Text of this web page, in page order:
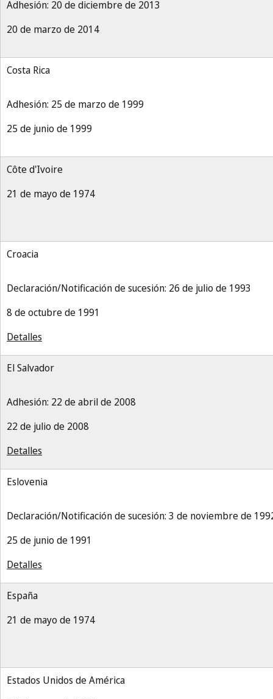
Adhesión: 20 de diciembre de 2013
20 de marzo de 2014
Costa Rica
Adhesión: 25 de marzo de 1999
25 de junio de 1999
Côte d'Ivoire
21 de mayo de 1974
Croacia
Declaración/Notificación de sucesión: 26 de julio de 1993
8 de octubre de 1991
Detalles
El Salvador
Adhesión: 22 de abril de 2008
22 de julio de 2008
Detalles
Eslovenia
Declaración/Notificación de sucesión: 3 de noviembre de
25 de junio de 1991
Detalles
España
21 de mayo de 1974
Estados Unidos de América